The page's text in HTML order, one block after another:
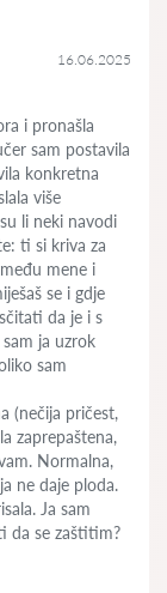
16.06.2025
i pronašla
sam postavila
konkretna
više
li neki navodi
ti si kriva za
mene i
se i gdje
da je i s
ja uzrok
sam
(nečija pričest,
zaprepaštena,
Normalna,
ne daje ploda.
Ja sam
da se zaštitim?